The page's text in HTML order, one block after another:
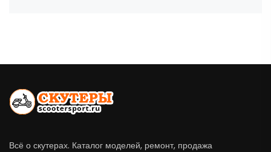
Всё о скутерах. Каталог моделей, ремонт, продажа